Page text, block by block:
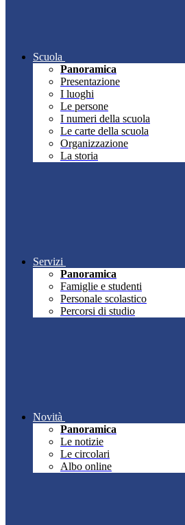
Scuola
Panoramica
Presentazione
I luoghi
Le persone
I numeri della scuola
Le carte della scuola
Organizzazione
La storia
Servizi
Panoramica
Famiglie e studenti
Personale scolastico
Percorsi di studio
Novità
Panoramica
Le notizie
Le circolari
Albo online